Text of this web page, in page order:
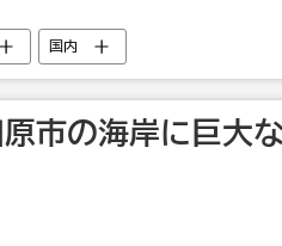
国内
市の海岸に巨大